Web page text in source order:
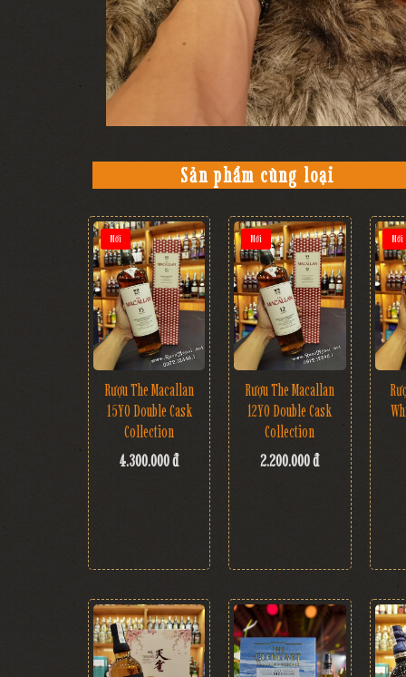
Sản phẩm cùng loại
Mới
Rượu The Macallan
15YO Double Cask
Collection
4.300.000 đ
Mới
Rượu The Macallan
12YO Double Cask
Collection
2.200.000 đ
Mới